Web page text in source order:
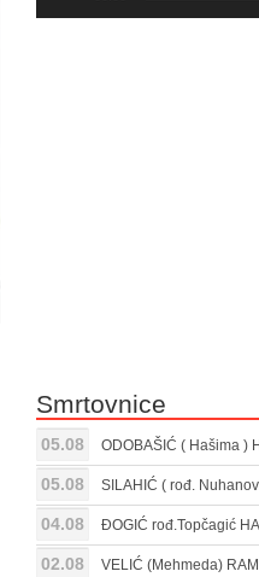
Smrtovnice
05.08 ODOBAŠIĆ ( Hašima )
05.08 SILAHIĆ ( rođ.
04.08 ĐOGIĆ rođ.Topčagić
02.08 VELIĆ (Mehmeda)